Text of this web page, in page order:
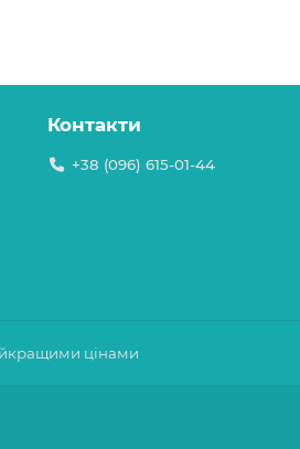
Контакти
+38 (096) 615-01-44
цінами